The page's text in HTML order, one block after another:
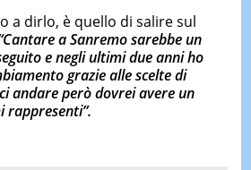
a dirlo, è quello di salire sul
Cantare a Sanremo sarebbe un
e negli ultimi due anni ho
grazie alle scelte di
andare però dovrei avere un
rappresenti”.